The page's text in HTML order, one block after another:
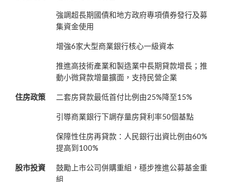
強調超長期國債和地方政府專項債券發行及募
集資金使用
增強6家大型商業銀行核心一級資本
推進高技術產業和製造業中長期貸款增長；推
動小微貸款增量擴面，支持民營企業
住房政策 二套房貸款最低首付比例由25%降至15%
引導商業銀行下調存量房貸利率50個基點
保障性住房再貸款：人民銀行出資比例由60%
提高到100%
股市投資
鼓勵上市公司併購重組，穩步推進公募基金重
組